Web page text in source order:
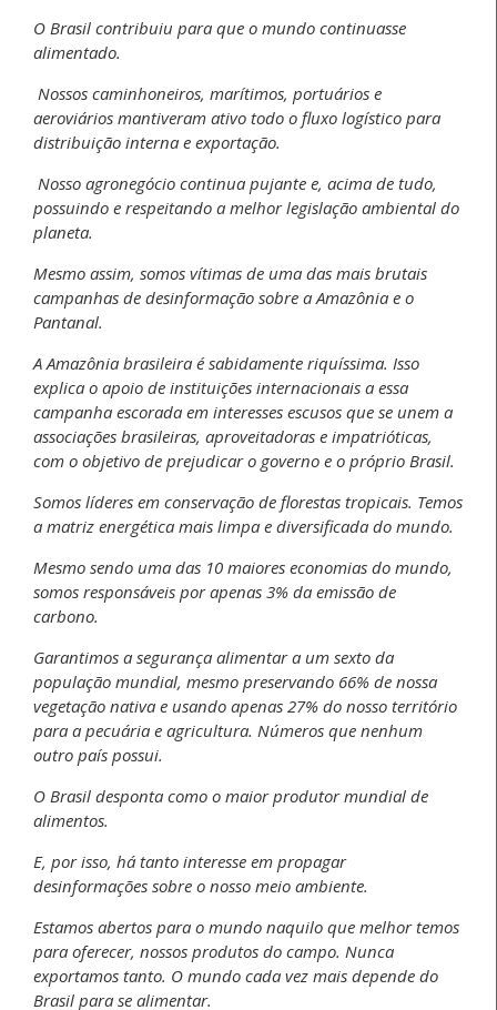
O Brasil contribuiu para que o mundo continuasse
alimentado.
Nossos caminhoneiros, marítimos, portuários e
aeroviários mantiveram ativo todo o fluxo logístico para
distribuição interna e exportação.
Nosso agronegócio continua pujante e, acima de tudo,
possuindo e respeitando a melhor legislação ambiental do
planeta.
Mesmo assim, somos vítimas de uma das mais brutais
campanhas de desinformação sobre a Amazônia e o
Pantanal.
A Amazônia brasileira é sabidamente riquíssima. Isso
explica o apoio de instituições internacionais a essa
campanha escorada em interesses escusos que se unem a
associações brasileiras, aproveitadoras e impatrióticas,
com o objetivo de prejudicar o governo e o próprio Brasil.
Somos líderes em conservação de florestas tropicais. Temos
a matriz energética mais limpa e diversificada do mundo.
Mesmo sendo uma das 10 maiores economias do mundo,
somos responsáveis por apenas 3% da emissão de
carbono.
Garantimos a segurança alimentar a um sexto da
população mundial, mesmo preservando 66% de nossa
vegetação nativa e usando apenas 27% do nosso território
para a pecuária e agricultura. Números que nenhum
outro país possui.
O Brasil desponta como o maior produtor mundial de
alimentos.
E, por isso, há tanto interesse em propagar
desinformações sobre o nosso meio ambiente.
Estamos abertos para o mundo naquilo que melhor temos
para oferecer, nossos produtos do campo. Nunca
exportamos tanto. O mundo cada vez mais depende do
Brasil para se alimentar.